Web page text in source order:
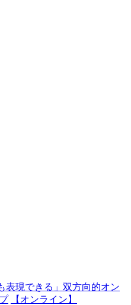
表現できる」双方向的オン
【オンライン】